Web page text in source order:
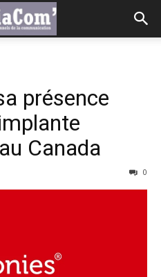
présence
Canada
0